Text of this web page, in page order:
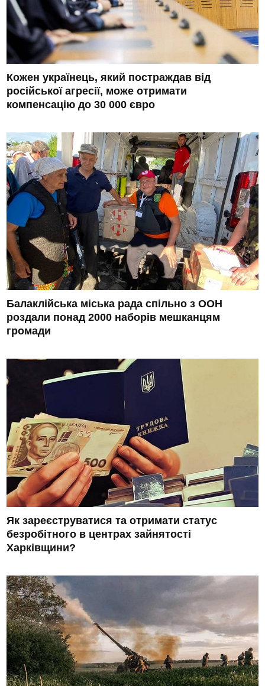
Кожен українець, який постраждав від
російської агресії, може отримати
компенсацію до 30 000 євро
Балаклійська міська рада спільно з ООН
роздали понад 2000 наборів мешканцям
громади
Як зареєструватися та отримати статус
безробітного в центрах зайнятості
Харківщини?